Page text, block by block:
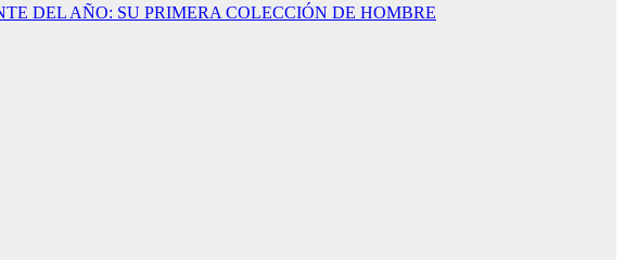
DEL AÑO: SU PRIMERA COLECCIÓN DE HOMBRE